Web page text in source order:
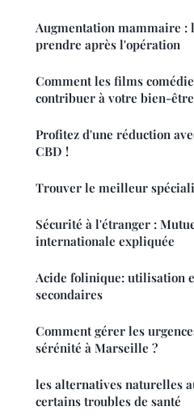
Augmentation mammaire :
prendre après l'opération
Comment les films
contribuer à votre bien-
Profitez d'une réduction
CBD !
Trouver le meilleur
Sécurité à l'étranger :
internationale expliquée
Acide folinique: utilisation
secondaires
Comment gérer les
sérénité à Marseille ?
les alternatives naturelles
certains troubles de santé